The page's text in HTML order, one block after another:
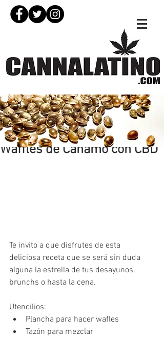
Waffles de Cáñamo con CBD
31 dic 2019
Te invito a que disfrutes de esta
deliciosa receta que se será sin duda
alguna la estrella de tus desayunos,
brunchs o hasta la cena.
Utencilios:
Plancha para hacer wafles
Tazón para mezclar